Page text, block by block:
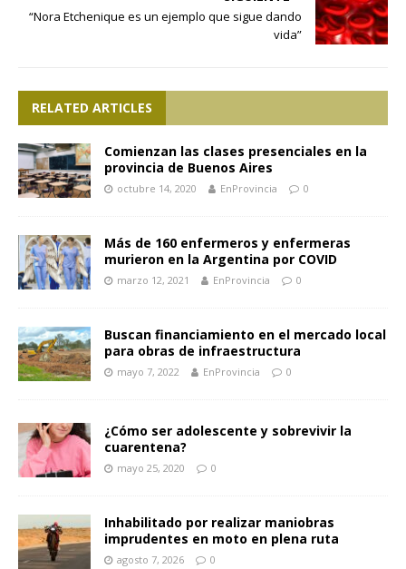
“Nora Etchenique es un ejemplo que sigue dando
vida”
RELATED ARTICLES
Comienzan las clases presenciales en la
provincia de Buenos Aires
octubre 14, 2020 EnProvincia 0
Más de 160 enfermeros y enfermeras
murieron en la Argentina por COVID
marzo 12, 2021 EnProvincia 0
Buscan financiamiento en el mercado local
para obras de infraestructura
mayo 7, 2022 EnProvincia 0
¿Cómo ser adolescente y sobrevivir la
cuarentena?
mayo 25, 2020 0
Inhabilitado por realizar maniobras
imprudentes en moto en plena ruta
agosto 7, 2026 0